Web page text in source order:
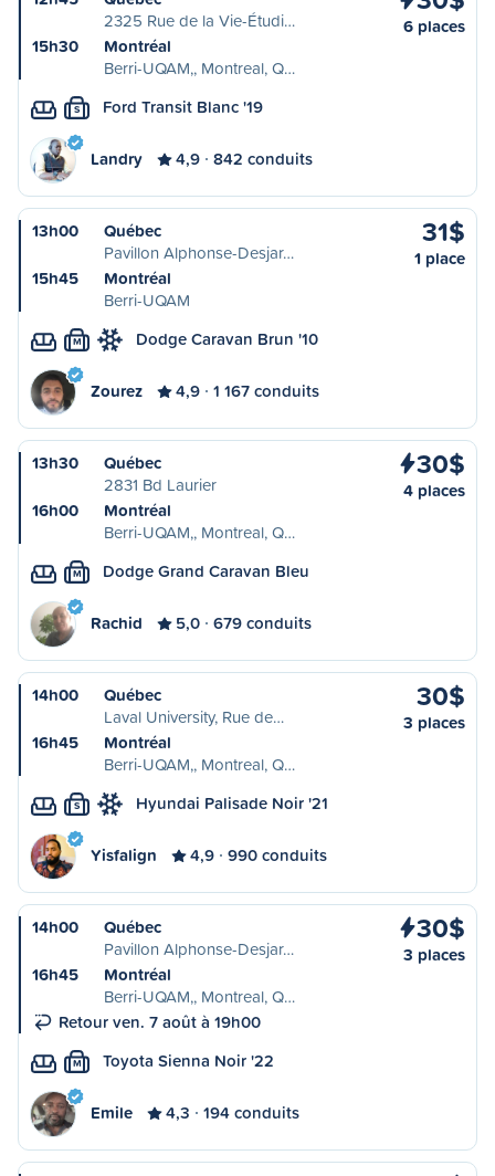
2325 Rue de la Vie-Étudi…
15h30
Montréal
Berri-UQAM,, Montreal, Q…
6 places
S Ford Transit Blanc '19
Landry 4,9 842 conduits
13h00
Québec
Pavillon Alphonse-Desjar…
15h45
Montréal
Berri-UQAM
31$
1 place
M Dodge Caravan Brun '10
Zourez 4,9 1 167 conduits
13h30
Québec
2831 Bd Laurier
16h00
Montréal
Berri-UQAM,, Montreal, Q…
30$
4 places
M Dodge Grand Caravan Bleu
Rachid 5,0 679 conduits
14h00
Québec
Laval University, Rue de…
16h45
Montréal
Berri-UQAM,, Montreal, Q…
30$
3 places
S Hyundai Palisade Noir '21
Yisfalign 4,9 990 conduits
14h00
Québec
Pavillon Alphonse-Desjar…
16h45
Montréal
Berri-UQAM,, Montreal, Q…
Retour ven. 7 août à 19h00
30$
3 places
M Toyota Sienna Noir '22
Emile 4,3 194 conduits